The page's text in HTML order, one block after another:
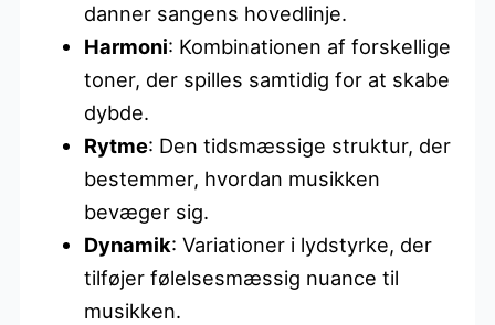
danner sangens hovedlinje.
Harmoni: Kombinationen af forskellige
toner, der spilles samtidig for at skabe
dybde.
Rytme: Den tidsmæssige struktur, der
bestemmer, hvordan musikken
bevæger sig.
Dynamik: Variationer i lydstyrke, der
tilføjer følelsesmæssig nuance til
musikken.